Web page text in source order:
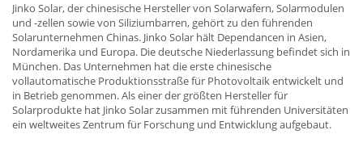
Jinko Solar, der chinesische Hersteller von Solarwafern, Solarmodulen
und -zellen sowie von Siliziumbarren, gehört zu den führenden
Solarunternehmen Chinas. Jinko Solar hält Dependancen in Asien,
Nordamerika und Europa. Die deutsche Niederlassung befindet sich in
München. Das Unternehmen hat die erste chinesische
vollautomatische Produktionsstraße für Photovoltaik entwickelt und
in Betrieb genommen. Als einer der größten Hersteller für
Solarprodukte hat Jinko Solar zusammen mit führenden Universitäten
ein weltweites Zentrum für Forschung und Entwicklung aufgebaut.